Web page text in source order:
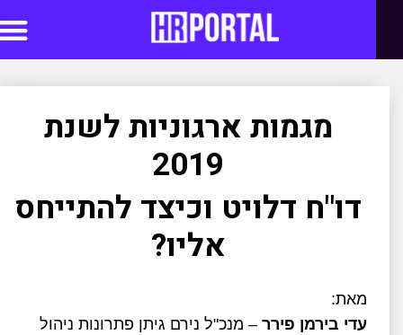
מגמות ארגוניות לשנת
2019
דו"ח דלויט וכיצד להתייחס
אליו?
מאת:
עדי בירמן פירר– מנכ"ל נירם גיתן פתרונות ניהול